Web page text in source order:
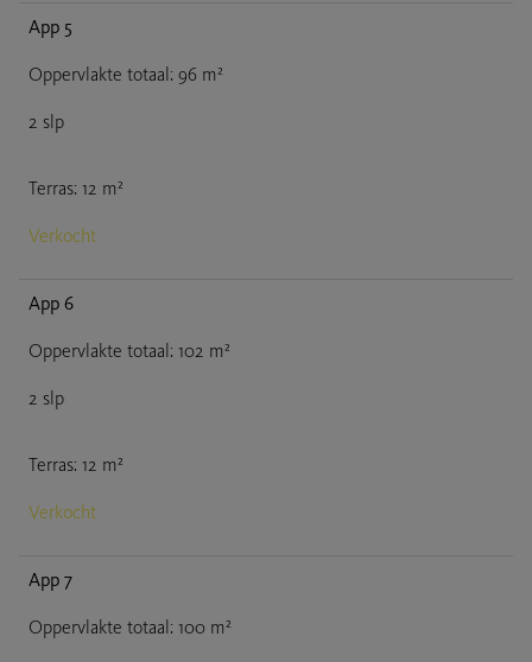
App 5
Oppervlakte totaal : 96 m²
2 slp
Terras: 12 m²
Verkocht
App 6
Oppervlakte totaal : 102 m²
2 slp
Terras: 12 m²
Verkocht
App 7
Oppervlakte totaal : 100 m²